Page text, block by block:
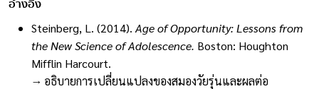
อ้างอิง
Steinberg, L. (2014). Age of Opportunity: Lessons from
the New Science of Adolescence. Boston: Houghton
Mifflin Harcourt.
→ อธิบายการเปลี่ยนแปลงของสมองวัยรุ่นและผลต่อ